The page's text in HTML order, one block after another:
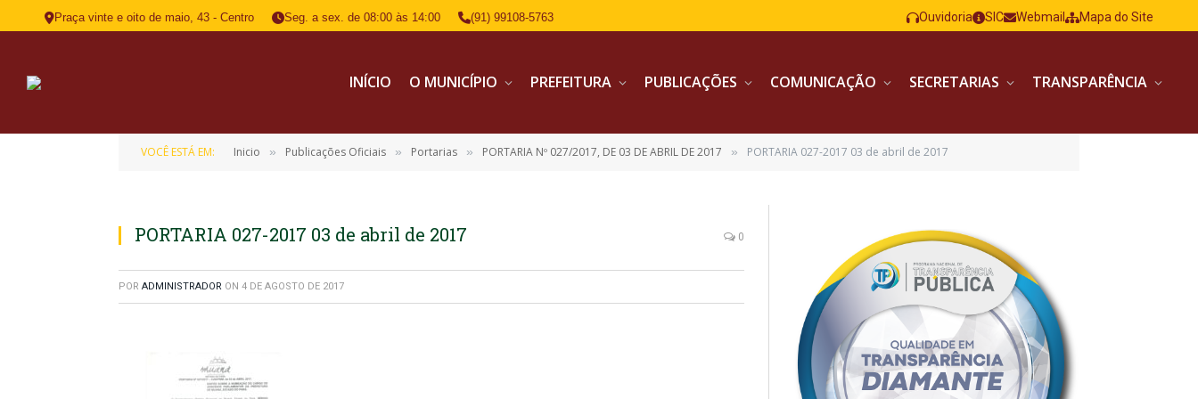
Praça vinte e oito de maio, 43 - Centro Seg. a sex. de 08:00 às 14:00 (91) 99108-5763 Ouvidoria SIC Webmail Mapa do Site
INÍCIO O MUNICÍPIO PREFEITURA PUBLICAÇÕES COMUNICAÇÃO SECRETARIAS TRANSPARÊNCIA
VOCÊ ESTÁ EM: Inicio » Publicações Oficiais » Portarias » PORTARIA Nº 027/2017, DE 03 DE ABRIL DE 2017 » PORTARIA 027-2017 03 de abril de 2017
PORTARIA 027-2017 03 de abril de 2017 0
POR ADMINISTRADOR ON 4 DE AGOSTO DE 2017